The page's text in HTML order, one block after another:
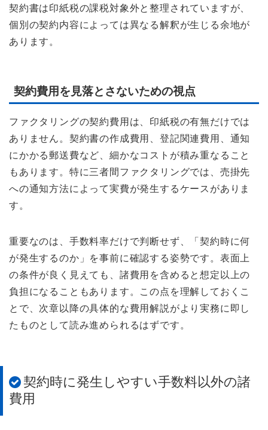
契約書は印紙税の課税対象外と整理されていますが、
個別の契約内容によっては異なる解釈が生じる余地が
あります。
契約費用を見落とさないための視点
ファクタリングの契約費用は、印紙税の有無だけでは
ありません。契約書の作成費用、登記関連費用、通知
にかかる郵送費など、細かなコストが積み重なること
もあります。特に三者間ファクタリングでは、売掛先
への通知方法によって実費が発生するケースがありま
す。
重要なのは、手数料率だけで判断せず、「契約時に何
が発生するのか」を事前に確認する姿勢です。表面上
の条件が良く見えても、諸費用を含めると想定以上の
負担になることもあります。この点を理解しておくこ
とで、次章以降の具体的な費用解説がより実務に即し
たものとして読み進められるはずです。
契約時に発生しやすい手数料以外の諸
費用